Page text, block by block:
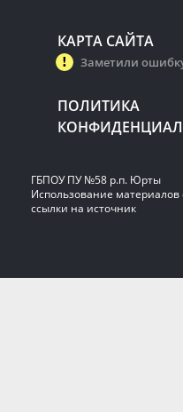
КАРТА САЙТА
Заметили
ПОЛИТИКА
ГБПОУ ПУ №58 р.п. Юрты
Использование
ссылки на источник